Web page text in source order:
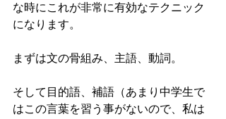
な時にこれが非常に有効なテクニック
になります。
まずは文の骨組み、主語、動詞。
そして目的語、補語（あまり中学生で
はこの言葉を習う事がないので、私は